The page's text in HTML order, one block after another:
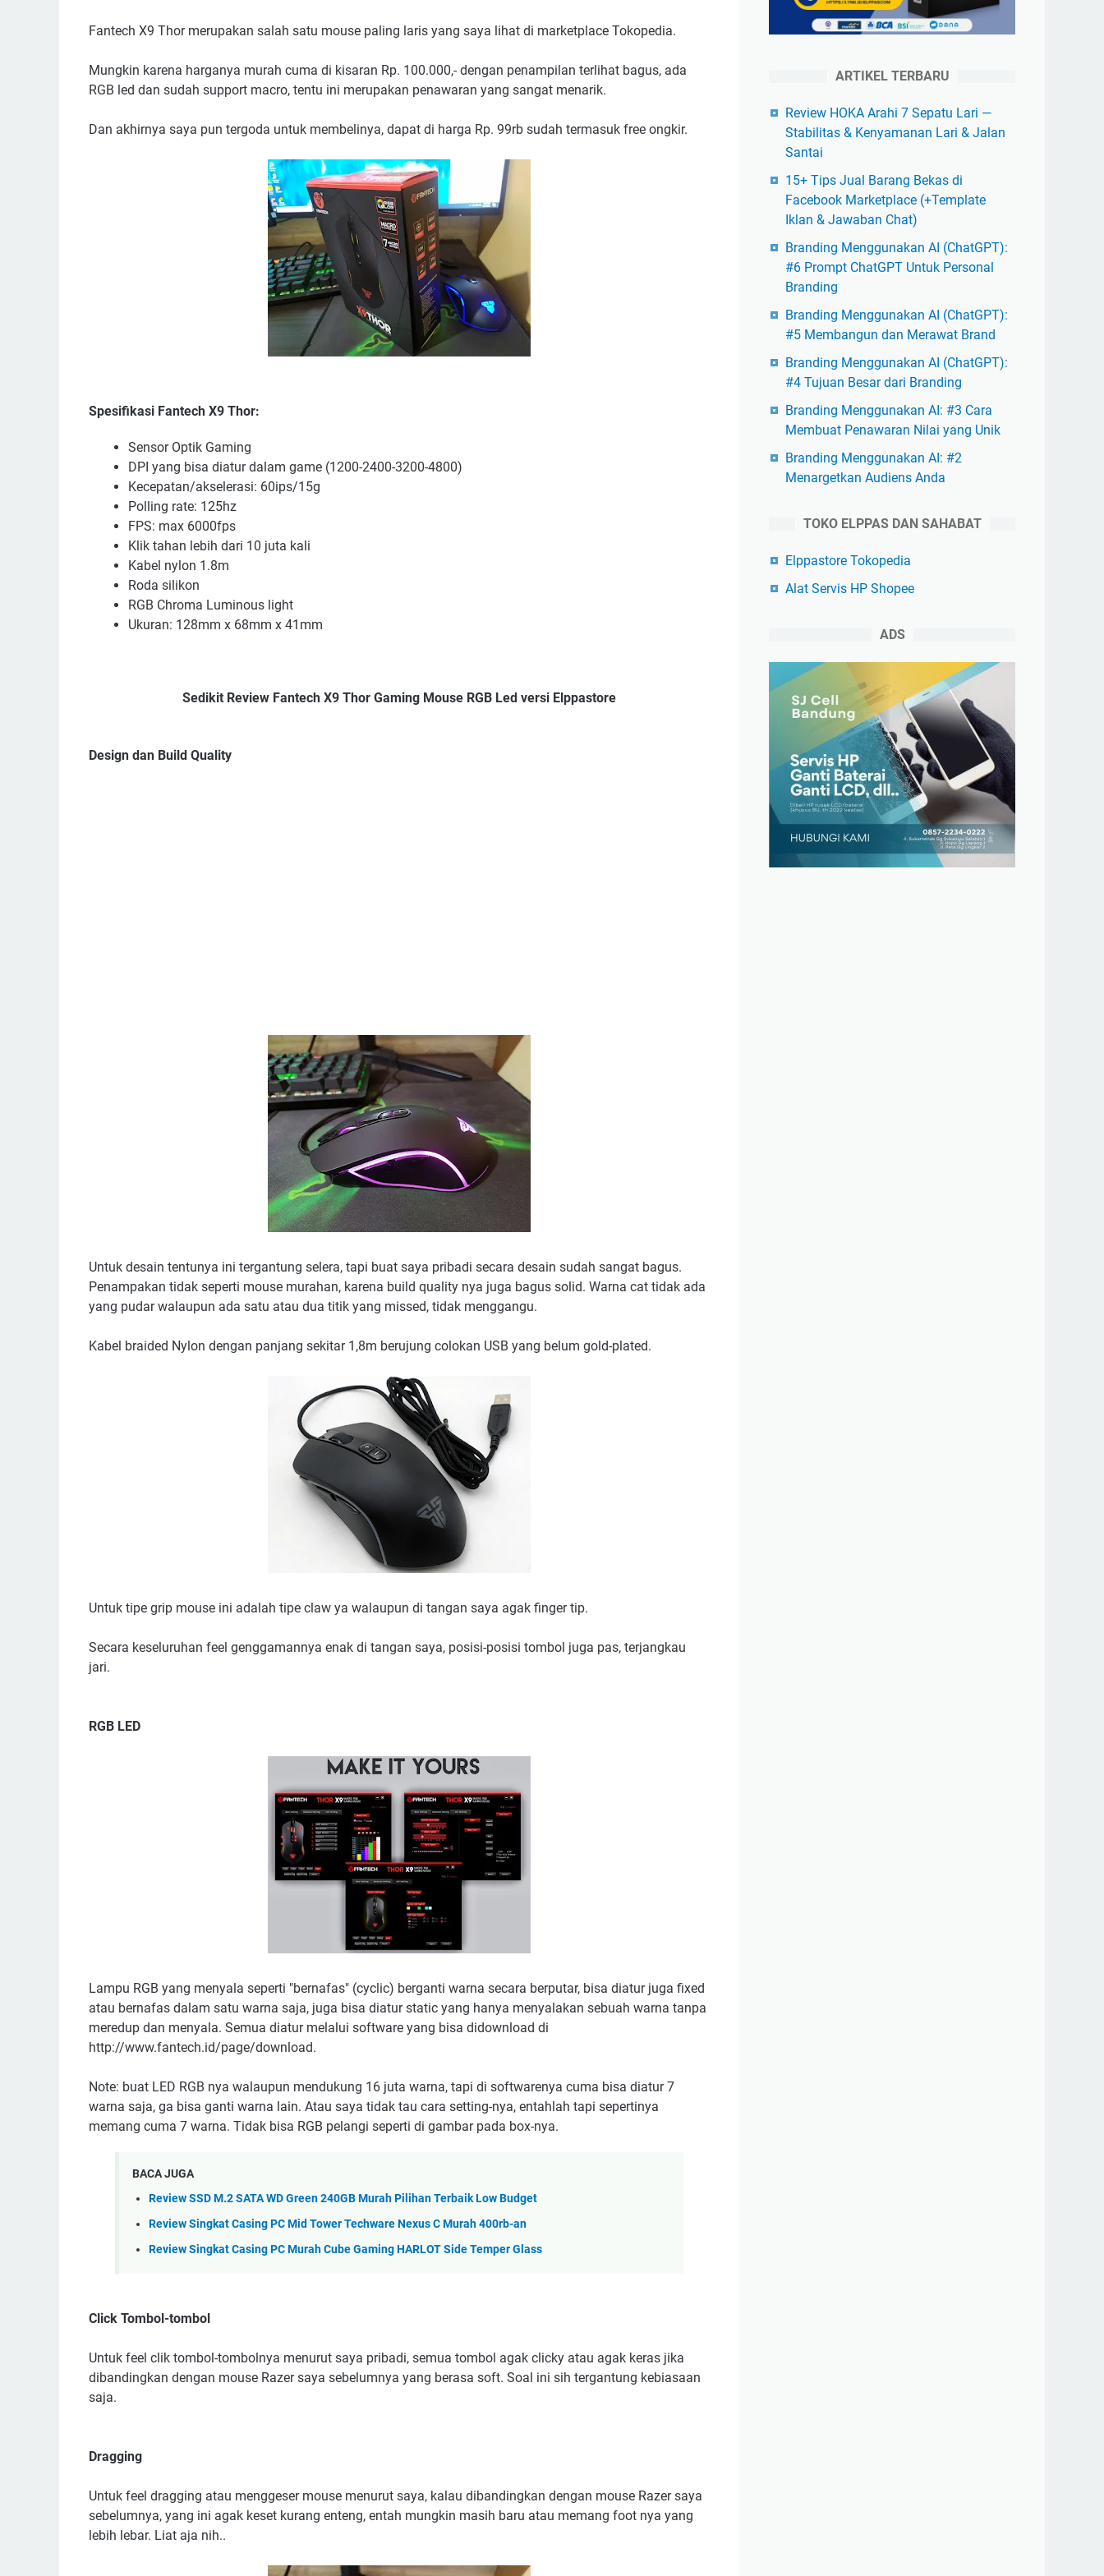
Fantech X9 Thor merupakan salah satu mouse paling laris yang saya lihat di marketplace Tokopedia.
Mungkin karena harganya murah cuma di kisaran Rp. 100.000,- dengan penampilan terlihat bagus, ada
RGB led dan sudah support macro, tentu ini merupakan penawaran yang sangat menarik.
Dan akhirnya saya pun tergoda untuk membelinya, dapat di harga Rp. 99rb sudah termasuk free ongkir.
Spesifikasi Fantech X9 Thor:
Sensor Optik Gaming
DPI yang bisa diatur dalam game (1200-2400-3200-4800)
Kecepatan/akselerasi: 60ips/15g
Polling rate: 125hz
FPS: max 6000fps
Klik tahan lebih dari 10 juta kali
Kabel nylon 1.8m
Roda silikon
RGB Chroma Luminous light
Ukuran: 128mm x 68mm x 41mm
Sedikit Review Fantech X9 Thor Gaming Mouse RGB Led versi Elppastore
Design dan Build Quality
Untuk desain tentunya ini tergantung selera, tapi buat saya pribadi secara desain sudah sangat bagus.
Penampakan tidak seperti mouse murahan, karena build quality nya juga bagus solid. Warna cat tidak ada
yang pudar walaupun ada satu atau dua titik yang missed, tidak menggangu.
Kabel braided Nylon dengan panjang sekitar 1,8m berujung colokan USB yang belum gold-plated.
Untuk tipe grip mouse ini adalah tipe claw ya walaupun di tangan saya agak finger tip.
Secara keseluruhan feel genggamannya enak di tangan saya, posisi-posisi tombol juga pas, terjangkau
jari.
RGB LED
Lampu RGB yang menyala seperti "bernafas" (cyclic) berganti warna secara berputar, bisa diatur juga fixed
atau bernafas dalam satu warna saja, juga bisa diatur static yang hanya menyalakan sebuah warna tanpa
meredup dan menyala. Semua diatur melalui software yang bisa didownload di
http://www.fantech.id/page/download.
Note: buat LED RGB nya walaupun mendukung 16 juta warna, tapi di softwarenya cuma bisa diatur 7
warna saja, ga bisa ganti warna lain. Atau saya tidak tau cara setting-nya, entahlah tapi sepertinya
memang cuma 7 warna. Tidak bisa RGB pelangi seperti di gambar pada box-nya.
BACA JUGA
Review SSD M.2 SATA WD Green 240GB Murah Pilihan Terbaik Low Budget
Review Singkat Casing PC Mid Tower Techware Nexus C Murah 400rb-an
Review Singkat Casing PC Murah Cube Gaming HARLOT Side Temper Glass
Click Tombol-tombol
Untuk feel clik tombol-tombolnya menurut saya pribadi, semua tombol agak clicky atau agak keras jika
dibandingkan dengan mouse Razer saya sebelumnya yang berasa soft. Soal ini sih tergantung kebiasaan
saja.
Dragging
Untuk feel dragging atau menggeser mouse menurut saya, kalau dibandingkan dengan mouse Razer saya
sebelumnya, yang ini agak keset kurang enteng, entah mungkin masih baru atau memang foot nya yang
lebih lebar. Liat aja nih..
ARTIKEL TERBARU
Review HOKA Arahi 7 Sepatu Lari —
Stabilitas & Kenyamanan Lari & Jalan
Santai
15+ Tips Jual Barang Bekas di
Facebook Marketplace (+Template
Iklan & Jawaban Chat)
Branding Menggunakan AI (ChatGPT):
#6 Prompt ChatGPT Untuk Personal
Branding
Branding Menggunakan AI (ChatGPT):
#5 Membangun dan Merawat Brand
Branding Menggunakan AI (ChatGPT):
#4 Tujuan Besar dari Branding
Branding Menggunakan AI: #3 Cara
Membuat Penawaran Nilai yang Unik
Branding Menggunakan AI: #2
Menargetkan Audiens Anda
TOKO ELPPAS DAN SAHABAT
Elppastore Tokopedia
Alat Servis HP Shopee
ADS